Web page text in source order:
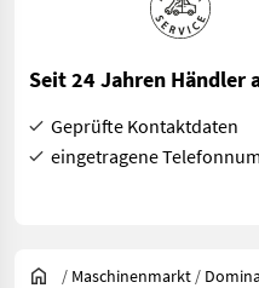
Seit 24 Jahren Händler
Geprüfte Kontaktdaten
eingetragene
/ Maschinenmarkt /